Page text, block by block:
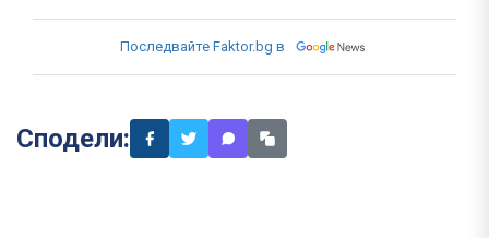
Последвайте Faktor.bg в
Сподели: